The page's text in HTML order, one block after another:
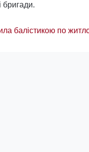
бригади.
балістикою по